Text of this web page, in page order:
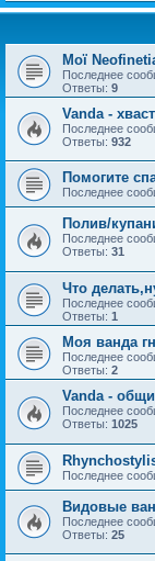
Мої
Последнее
Ответы: 9
Vanda - хваст
Последнее
Ответы: 932
Помогите
Последнее
Полив/
Последнее
Ответы: 31
Что
Последнее
Ответы: 1
Моя ванда
Последнее
Ответы: 2
Vanda -
Последнее
Ответы: 1025
Последнее
Видовые
Последнее
Ответы: 25